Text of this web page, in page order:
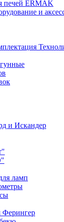
печей ERMAK
и
и Искандер
ламп
Ферингер